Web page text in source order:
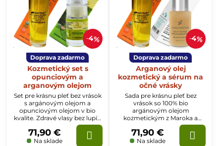
4%
Doprava zadarmo
Kozmetický set s
opunciovým a
arganovým olejom
Set pre krásnu pleť bez vrások
s argánovým olejom a
opunciovým olejom v bio
kvalite. Zdravé vlasy bez lupín
a krásna pleť s olejmi z
Maroka.
Na sklade
71,90 €
4%
Doprava zadarmo
Arganový olej
kozmetický a sérum na
očné vrásky
Sada pre krásnu pleť bez
vrások so 100% bio
argánovým olejom
kozmetickým z Maroka a
sérom na očné vrásky s
minerálmi z Mŕtveho mora.
Na sklade
71,90 €